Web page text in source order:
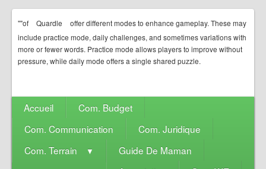
""of Quardle
offer different modes to enhance gameplay. These may
include practice mode, daily challenges, and sometimes variations with
more or fewer words. Practice mode allows players to improve without
pressure, while daily mode offers a single shared puzzle.
Accueil
Com. Budget
Com. Communication
Com. Juridique
Com. Terrain
▼
Guide De Maman